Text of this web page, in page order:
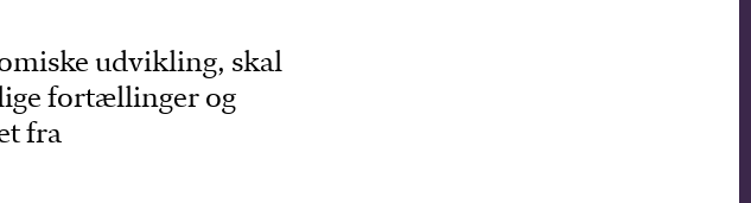
udvikling, skal
fortællinger og
fra